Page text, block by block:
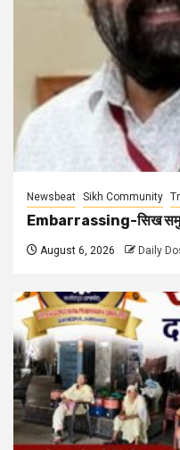
Newsbeat Sikh Community
Embarrassing-सिख
August 6, 2026 Daily